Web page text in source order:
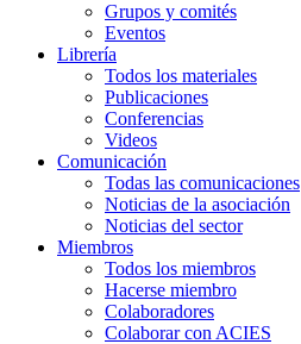
Grupos y comités
Eventos
Librería
Todos los materiales
Publicaciones
Conferencias
Videos
Comunicación
Todas las comunicaciones
Noticias de la asociación
Noticias del sector
Miembros
Todos los miembros
Hacerse miembro
Colaboradores
Colaborar con ACIES